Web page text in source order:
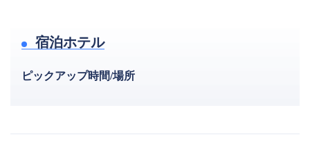
宿泊ホテル
ピックアップ時間/場所